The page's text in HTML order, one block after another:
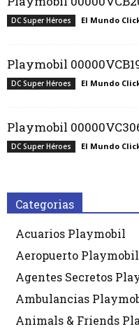
DC Super Héroes El Mundo
Playmobil
DC Super Héroes El Mundo
Playmobil
DC Super Héroes El Mundo
Categorias
Acuarios Playmobil
Aeropuerto Playmobil
Agentes Secretos
Ambulancias
Animals & Friends